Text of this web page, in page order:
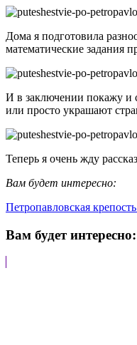
Дома я подготовила
математические задания
И в заключении покажу и
или просто украшают
Теперь я очень жду
Вам будет интересно:
Петропавловская
Вам будет интересно: